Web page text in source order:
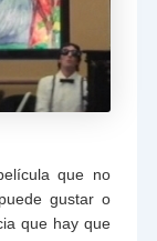
que no
gustar o
que hay que